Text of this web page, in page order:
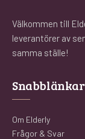
Välkommen till
leverantörer av
samma ställe!
Snabblänkar
Om Elderly
Frågor & Svar